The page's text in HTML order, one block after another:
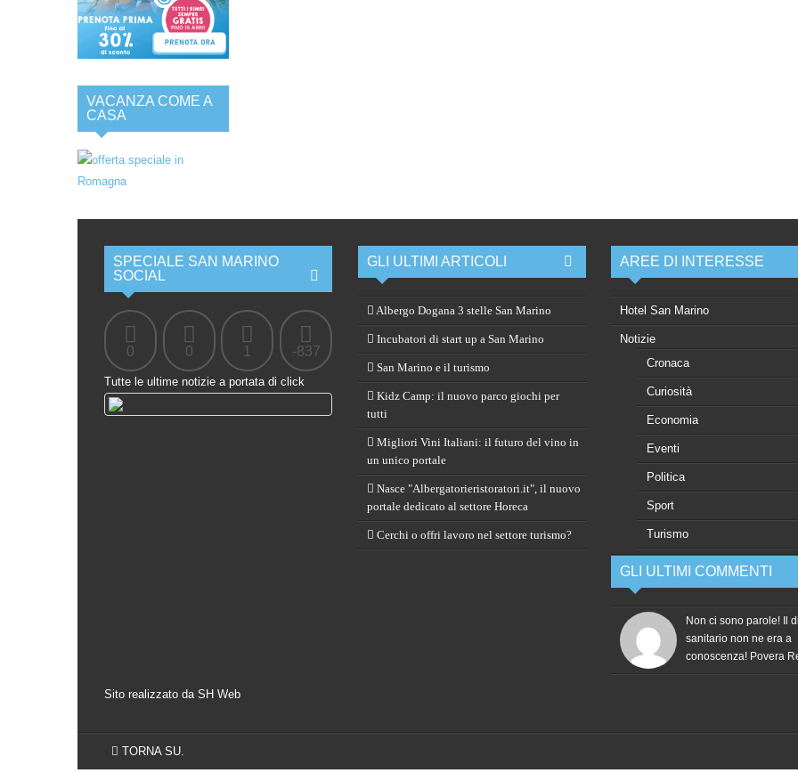
VACANZA COME A
CASA
SPECIALE SAN MARINO
SOCIAL
0 0 1 -837
Tutte le ultime notizie a portata di click
GLI ULTIMI ARTICOLI
Albergo Dogana 3 stelle San Marino
Incubatori di start up a San Marino
San Marino e il turismo
Kidz Camp: il nuovo parco giochi per
tutti
Migliori Vini Italiani: il futuro del vino in
un unico portale
Nasce "Albergatorieristoratori.it", il nuovo
portale dedicato al settore Horeca
Cerchi o offri lavoro nel settore turismo?
AREE DI INTERESSE
Hotel San Marino
Notizie
Cronaca
Curiosità
Economia
Eventi
Politica
Sport
Turismo
GLI ULTIMI COMMENTI
Non ci sono parole! Il
sanitario non ne era a
conoscenza! Povera
Sito realizzato da SH Web
TORNA SU.